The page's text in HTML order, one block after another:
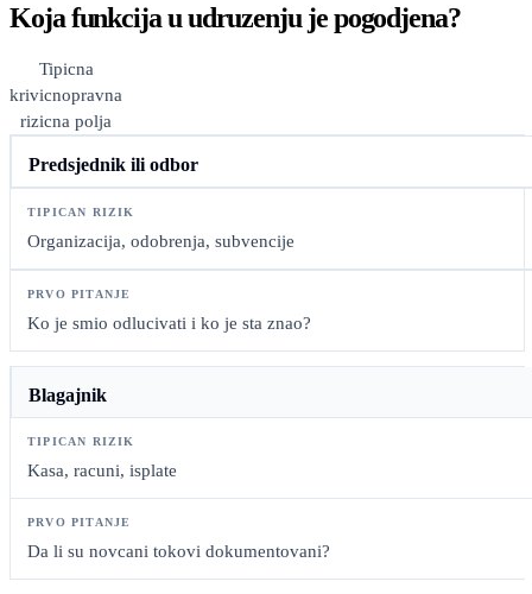
Koja funkcija u udruzenju je pogodjena?
Tipicna
krivicnopravna
rizicna polja
Predsjednik ili odbor
Organizacija, odobrenja, subvencije
Ko je smio odlucivati i ko je sta znao?
Blagajnik
Kasa, racuni, isplate
Da li su novcani tokovi dokumentovani?